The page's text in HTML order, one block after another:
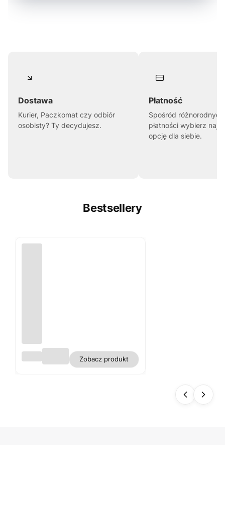
Dostawa
Kurier, Paczkomat czy odbiór
osobisty? Ty decydujesz.
Płatność
Spośród
płatności wybierz
opcję dla siebie.
Bestsellery
s
Zobacz produkt